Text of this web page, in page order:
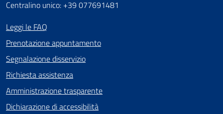
Centralino unico: +39 077691481
Leggi le FAQ
Prenotazione appuntamento
Segnalazione disservizio
Richiesta assistenza
Amministrazione trasparente
Dichiarazione di accessibilità